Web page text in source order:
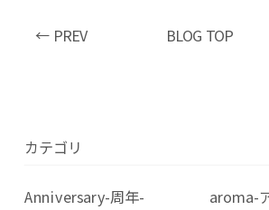
← PREV BLOG TOP
カテゴリ
Anniversary-周年-
aroma-